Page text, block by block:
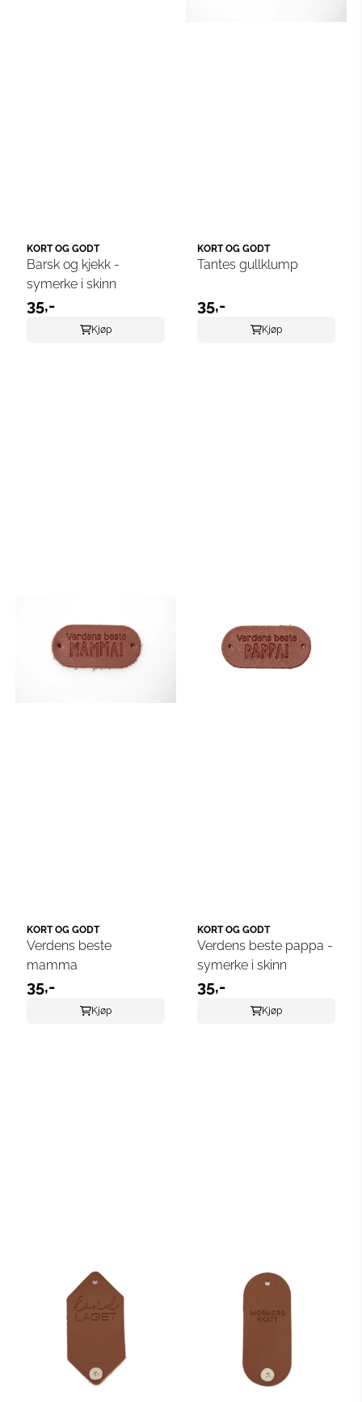
KORT OG GODT
Barsk og kjekk -
symerke i skinn
35,-
Kjøp
KORT OG GODT
Tantes gullklump
35,-
Kjøp
KORT OG GODT
Verdens beste
mamma
35,-
Kjøp
KORT OG GODT
Verdens beste pappa -
symerke i skinn
35,-
Kjøp